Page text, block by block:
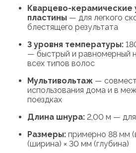
Кварцево-керамические
пластины — для легкого
блестящего результата
3 уровня температуры:
— быстрый и равномерный
всех типов волос
Мультивольтаж —
использования дома и в
поездках
Длина шнура: 2,00 м —
Размеры: примерно 88 мм
(ширина) × 30 мм (глубина)